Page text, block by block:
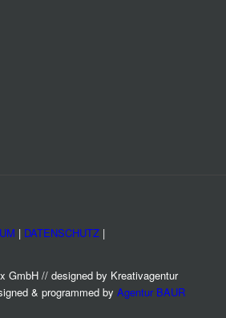
| DATENSCHUTZ|
GmbH // designed by Kreativagentur
& programmed by Agentur BAUR